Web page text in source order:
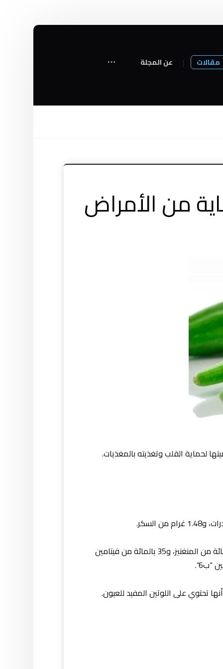
مقالات عن المجلة
من الأمراض
لحماية القلب وتغذيته بالمغذيات.
ويوفر الكوب الواحد من البامية (حوالي 100 غرام) 66 بالمائة من احتياجات الجسم اليومية من فيتامين “ك”، و50 بالمائة من المنغنيز، و35 بالمائة من فيتامين
تحتوي على اللوتين المفيد للعيون.